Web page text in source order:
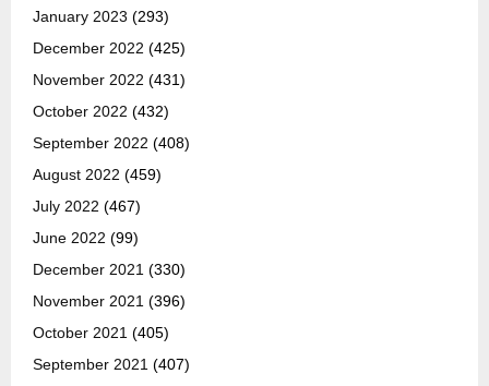
January 2023 (293)
December 2022 (425)
November 2022 (431)
October 2022 (432)
September 2022 (408)
August 2022 (459)
July 2022 (467)
June 2022 (99)
December 2021 (330)
November 2021 (396)
October 2021 (405)
September 2021 (407)